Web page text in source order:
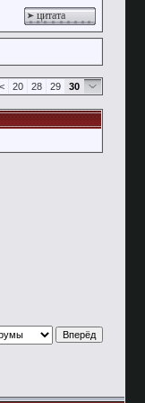
цитата
< 20 28 29 30